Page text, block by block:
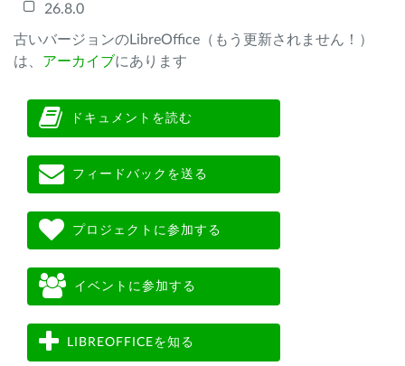
26.8.0
古いバージョンのLibreOffice（もう更新されません！）
は、 アーカイブにあります
ドキュメントを読む
フィードバックを送る
プロジェクトに参加する
イベントに参加する
LIBREOFFICEを知る